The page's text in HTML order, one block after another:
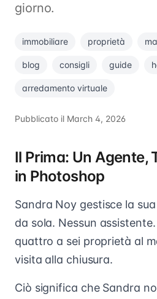
giorno.
immobiliare proprietà
blog consigli guide
arredamento virtuale
Pubblicato il March 4, 2026
Il Prima: Un Agente,
in Photoshop
Sandra Noy gestisce la
da sola. Nessun
quattro a sei proprietà al
visita alla chiusura.
Ciò significa che Sandra